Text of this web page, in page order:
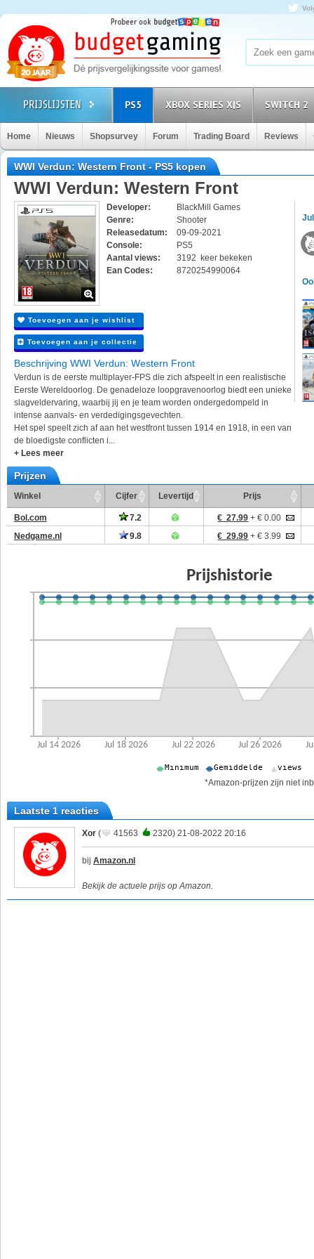
PS5 XBOX SERIES X|S SWITCH 2
Home Nieuws Shopsurvey Forum Trading Board Reviews
WWI Verdun: Western Front - PS5 kopen
WWI Verdun: Western Front
Developer:
BlackMill Games
Genre:
Shooter
Releasedatum:
09-09-2021
Console:
PS5
Aantal views:
3192 keer bekeken
Ean Codes:
8720254990064
Toevoegen aan je wishlist
Toevoegen aan je collectie
Beschrijving WWI Verdun: Western Front
Verdun is de eerste multiplayer-FPS die zich afspeelt in een realistische
Eerste Wereldoorlog. De genadeloze loopgravenoorlog biedt een unieke
slagveldervaring, waarbij jij en je team worden ondergedompeld in
intense aanvals- en verdedigingsgevechten.
Het spel speelt zich af aan het westfront tussen 1914 en 1918, in een van
de bloedigste conflicten i...
+ Lees meer
Prijzen
Winkel Cijfer Levertijd Prijs
Bol.com 7.2 € 27.99 + € 0.00
Nedgame.nl
9.8 € 29.99 + € 3.99
*Amazon-prijzen zijn niet
Laatste 1 reacties
Xor ( 41563 2320) 21-08-2022 20:16
bij Amazon.nl
Bekijk de actuele prijs op Amazon.